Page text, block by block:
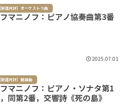
［新譜月評］オーケストラ曲
マニノフ：ピアノ協奏曲第3番
2025.07.01
［新譜月評］鍵盤曲
マニノフ：ピアノ・ソナタ第1
同第2番，交響詩《死の島》